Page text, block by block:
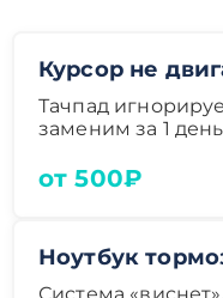
Курсор не
Тачпад
заменим за 1
от 500₽
Ноутбук